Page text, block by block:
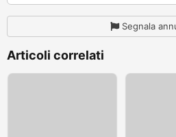
Segnala
Articoli correlati